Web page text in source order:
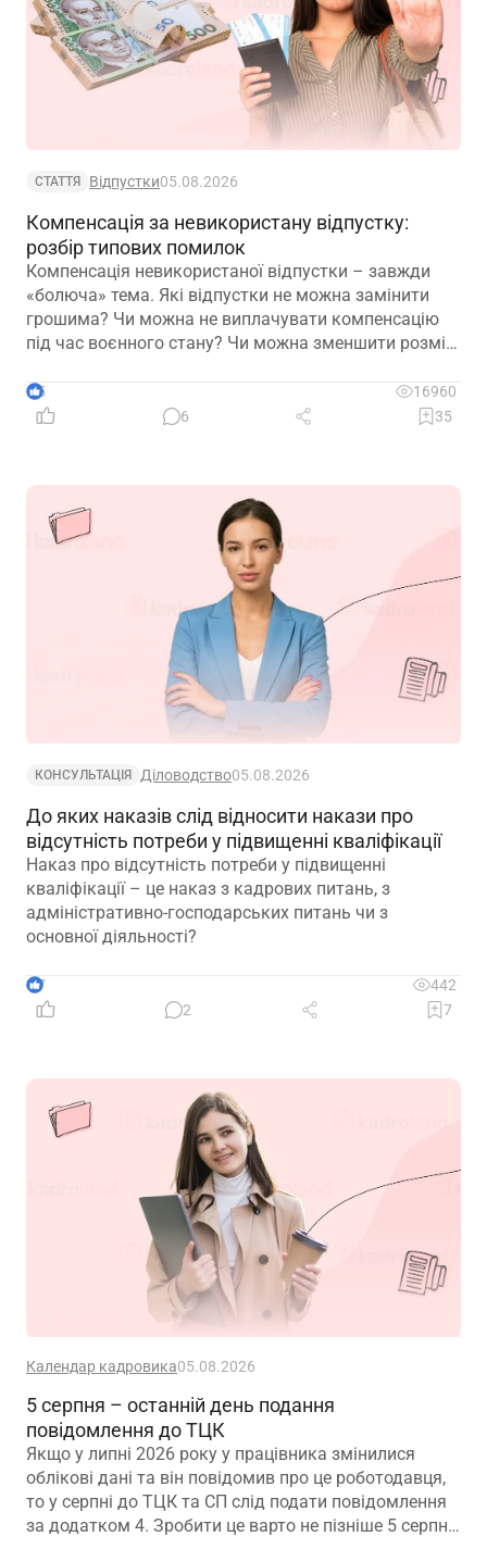
СТАТТЯ Відпустки05.08.2026
Компенсація за невикористану відпустку:
розбір типових помилок
Компенсація невикористаної відпустки – завжди
«болюча» тема. Які відпустки не можна замінити
грошима? Чи можна не виплачувати компенсацію
під час воєнного стану? Чи можна зменшити розмір
помилки
5
16960
6
35
КОНСУЛЬТАЦІЯ Діловодство05.08.2026
До яких наказів слід відносити накази про
відсутність потреби у підвищенні кваліфікації
Наказ про відсутність потреби у підвищенні
кваліфікації – це наказ з кадрових питань, з
адміністративно-господарських питань чи з
основної діяльності?
7
442
2
7
Календар кадровика05.08.2026
5 серпня – останній день подання
повідомлення до ТЦК
Якщо у липні 2026 року у працівника змінилися
облікові дані та він повідомив про це роботодавця,
то у серпні до ТЦК та СП слід подати повідомлення
за додатком 4. Зробити це варто не пізніше 5 серпня